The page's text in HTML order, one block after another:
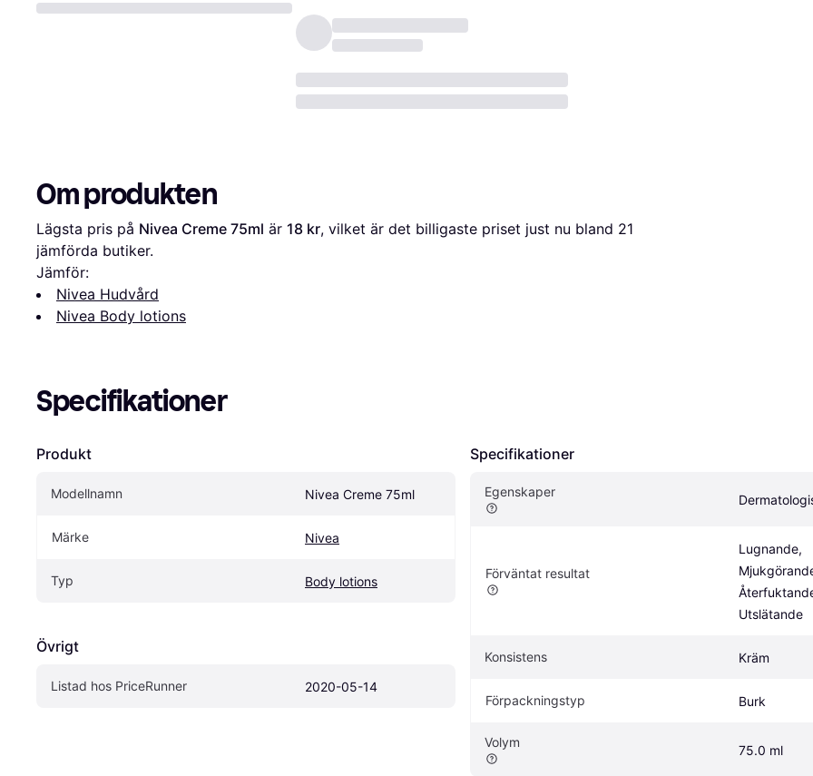
Om produkten
Lägsta pris på Nivea Creme 75ml är 18 kr, vilket är det billigaste priset just nu bland 21
jämförda butiker.
Jämför:
Nivea Hudvård
Nivea Body lotions
Specifikationer
Produkt
Modellnamn Nivea Creme 75ml
Märke Nivea
Typ Body lotions
Övrigt
Listad hos PriceRunner 2020-05-14
Specifikationer
Egenskaper
Förväntat resultat
Lugnande,
Utslätande
Konsistens Kräm
Förpackningstyp Burk
Volym
75.0 ml